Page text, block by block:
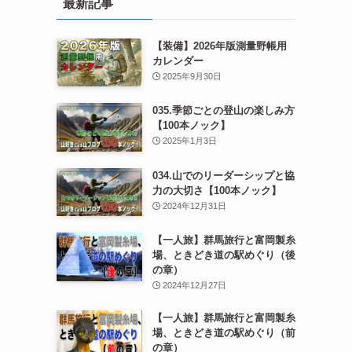
最新記事
【装備】2026年版測量野帳用
カレンダー
2025年9月30日
035.季節ごとの登山の楽しみ方
【100本ノック】
2025年1月3日
034.山でのリーダーシップと協
力の大切さ【100本ノック】
2024年12月31日
【一人旅】群馬旅行と富岡製糸
場、ときどき道の駅めぐり（後
の章）
2024年12月27日
【一人旅】群馬旅行と富岡製糸
場、ときどき道の駅めぐり（前
の章）